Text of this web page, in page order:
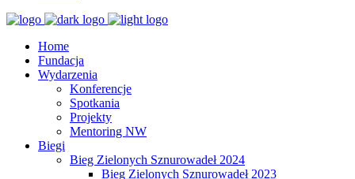
Home
Fundacja
Wydarzenia
Konferencje
Spotkania
Projekty
Mentoring NW
Biegi
Bieg Zielonych Sznurowadeł 2024
Bieg Zielonych Sznurowadeł 2023